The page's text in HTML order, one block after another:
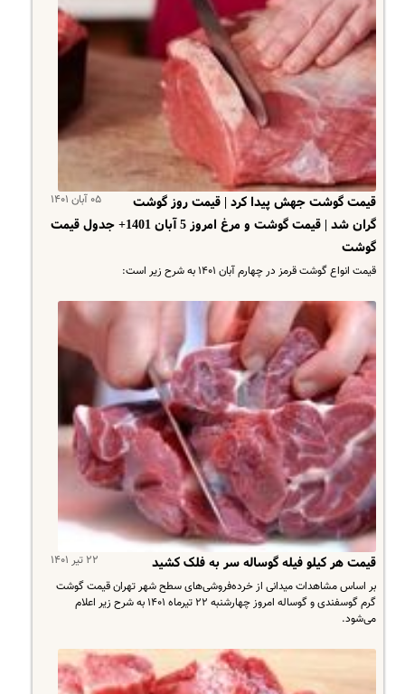
۰۵ آبان ۱۴۰۱
قیمت گوشت جهش پیدا کرد | قیمت روز گوشت
گران شد | قیمت گوشت و مرغ امروز 5 آبان 1401+ جدول قیمت
گوشت
قیمت انواع گوشت قرمز در چهارم آبان ۱۴۰۱ به شرح زیر است:
۲۲ تیر ۱۴۰۱ قیمت هر کیلو فیله گوساله سر به فلک کشید
بر اساس مشاهدات میدانی از خرده‌فروشی‌های سطح شهر تهران قیمت گوشت
گرم گوسفندی و گوساله امروز چهارشنبه ۲۲ تیرماه ۱۴۰۱ به شرح زیر اعلام
می‌شود.